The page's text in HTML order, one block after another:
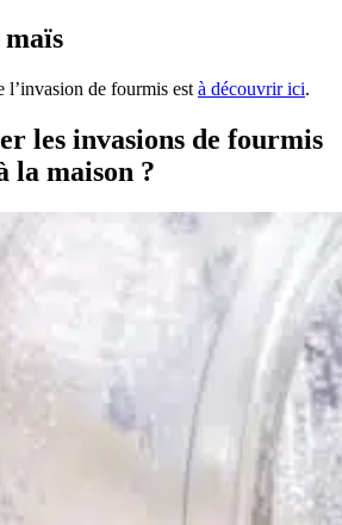
l’invasion de fourmis est à découvrir ici.
les invasions de fourmis
la maison ?